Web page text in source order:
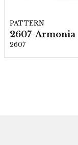
PATTERN
2607